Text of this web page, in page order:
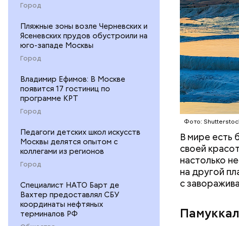
Город
Пляжные зоны возле Черневских и
Ясеневских прудов обустроили на
юго-западе Москвы
Город
Владимир Ефимов: В Москве
появится 17 гостиниц по
программе КРТ
Город
Педагоги детских школ искусств
Москвы делятся опытом с
коллегами из регионов
Город
Cпециалист НАТО Барт де
Вахтер предоставлял СБУ
координаты нефтяных
терминалов РФ
Фото:
В мире есть
своей
настолько
на другой
с
всей
популярные
продолжает